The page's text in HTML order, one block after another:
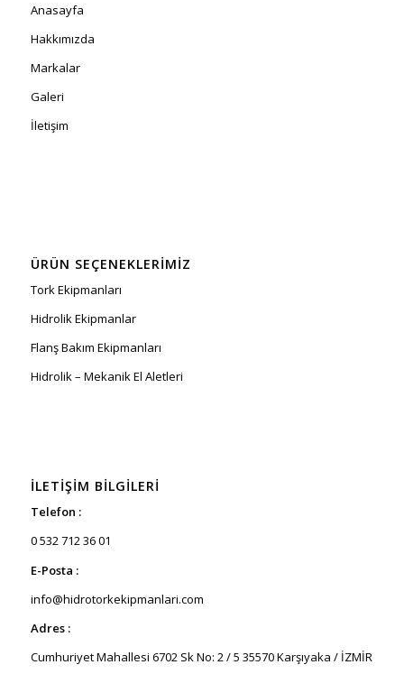
Anasayfa
Hakkımızda
Markalar
Galeri
İletişim
ÜRÜN SEÇENEKLERIMIZ
Tork Ekipmanları
Hidrolik Ekipmanlar
Flanş Bakım Ekipmanları
Hidrolik – Mekanik El Aletleri
İLETIŞIM BILGILERI
Telefon :
0 532 712 36 01
E-Posta :
info@hidrotorkekipmanlari.com
Adres :
Cumhuriyet Mahallesi 6702 Sk No: 2 / 5 35570 Karşıyaka / İZMİR